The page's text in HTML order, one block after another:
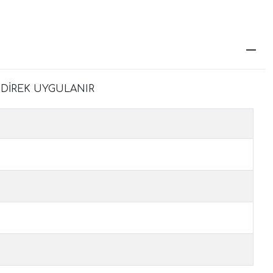
UYGULANIR